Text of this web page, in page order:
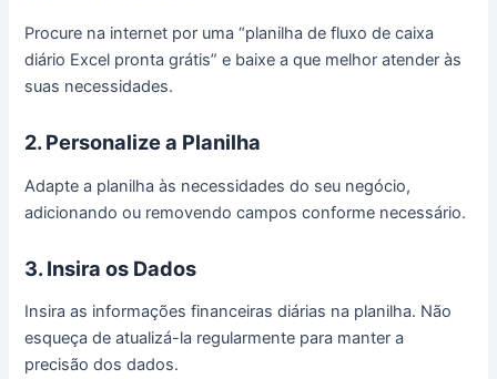
Procure na internet por uma “planilha de fluxo de caixa
diário Excel pronta grátis” e baixe a que melhor atender às
suas necessidades.
2. Personalize a Planilha
Adapte a planilha às necessidades do seu negócio,
adicionando ou removendo campos conforme necessário.
3. Insira os Dados
Insira as informações financeiras diárias na planilha. Não
esqueça de atualizá-la regularmente para manter a
precisão dos dados.